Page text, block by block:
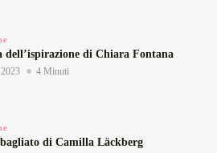
dell’ispirazione di Chiara Fontana
4 Minuti
di Camilla Läckberg